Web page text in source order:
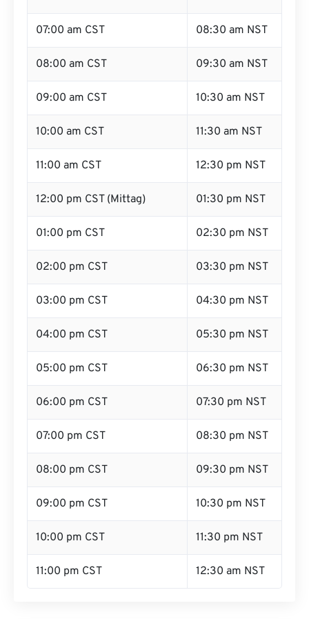
07:00 am CST 08:30 am NST
08:00 am CST 09:30 am NST
09:00 am CST 10:30 am NST
10:00 am CST 11:30 am NST
11:00 am CST 12:30 pm NST
12:00 pm CST (Mittag) 01:30 pm NST
01:00 pm CST 02:30 pm NST
02:00 pm CST 03:30 pm NST
03:00 pm CST 04:30 pm NST
04:00 pm CST 05:30 pm NST
05:00 pm CST 06:30 pm NST
06:00 pm CST 07:30 pm NST
07:00 pm CST 08:30 pm NST
08:00 pm CST 09:30 pm NST
09:00 pm CST 10:30 pm NST
10:00 pm CST 11:30 pm NST
11:00 pm CST 12:30 am NST